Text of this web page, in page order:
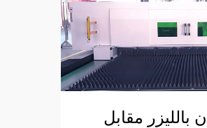
بالليزر مقابل